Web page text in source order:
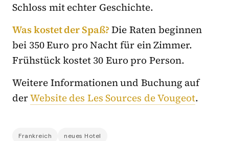
Schloss mit echter Geschichte.
Was kostet der Spaß?Die Raten beginnen
bei 350 Euro pro Nacht für ein Zimmer.
Frühstück kostet 30 Euro pro Person.
Weitere Informationen und Buchung auf
derWebsite des Les Sources de Vougeot.
Frankreich neues Hotel